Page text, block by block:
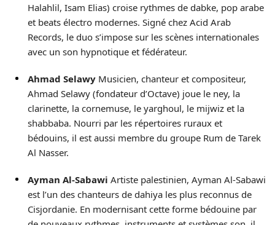
Halahlil, Isam Elias) croise rythmes de dabke, pop arabe
et beats électro modernes. Signé chez Acid Arab
Records, le duo s’impose sur les scènes internationales
avec un son hypnotique et fédérateur.
Ahmad Selawy Musicien, chanteur et compositeur,
Ahmad Selawy (fondateur d’Octave) joue le ney, la
clarinette, la cornemuse, le yarghoul, le mijwiz et la
shabbaba. Nourri par les répertoires ruraux et
bédouins, il est aussi membre du groupe Rum de Tarek
Al Nasser.
Ayman Al‑Sabawi Artiste palestinien, Ayman Al‑Sabawi
est l’un des chanteurs de dahiya les plus reconnus de
Cisjordanie. En modernisant cette forme bédouine par